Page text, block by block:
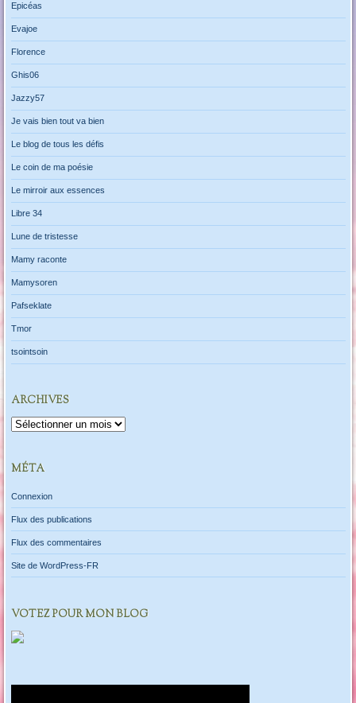
Epicéas
Evajoe
Florence
Ghis06
Jazzy57
Je vais bien tout va bien
Le blog de tous les défis
Le coin de ma poésie
Le mirroir aux essences
Libre 34
Lune de tristesse
Mamy raconte
Mamysoren
Pafseklate
Tmor
tsointsoin
ARCHIVES
Archives
MÉTA
Connexion
Flux des publications
Flux des commentaires
Site de WordPress-FR
VOTEZ POUR MON BLOG